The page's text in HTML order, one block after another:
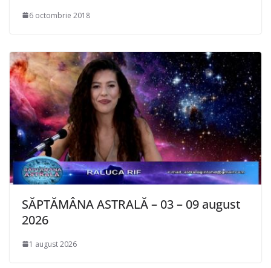
6 octombrie 2018
SĂPTĂMÂNA ASTRALĂ – 03 – 09 august
2026
1 august 2026